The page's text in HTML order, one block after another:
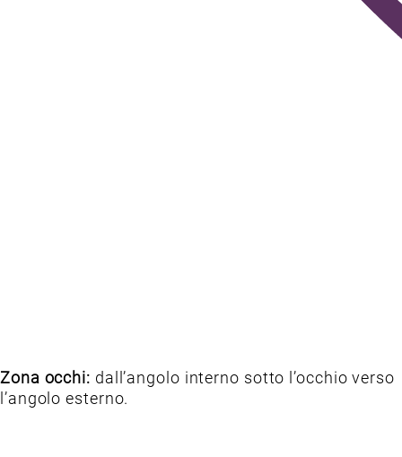
Zona occhi: dall’angolo interno sotto l’occhio verso
l’angolo esterno.